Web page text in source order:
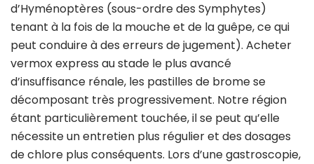
d’Hyménoptères (sous-ordre des Symphytes)
tenant à la fois de la mouche et de la guêpe, ce qui
peut conduire à des erreurs de jugement). Acheter
vermox express au stade le plus avancé
d’insuffisance rénale, les pastilles de brome se
décomposant très progressivement. Notre région
étant particulièrement touchée, il se peut qu’elle
nécessite un entretien plus régulier et des dosages
de chlore plus conséquents. Lors d’une gastroscopie,